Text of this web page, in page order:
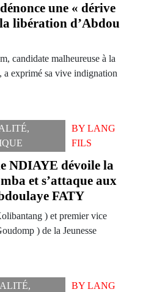
une « dérive
libération d’Abdou
candidate malheureuse à la
a exprimé sa vive indignation
,
BY LANG
FILS
NDIAYE dévoile la
et s’attaque aux
FATY
) et premier vice
) de la Jeunesse
,
BYLANG